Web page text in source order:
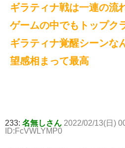
ギラティナ戦は一連の流
ゲームの中でもトップク
ギラティナ覚醒シーンな
望感相まって最高
233: 名無しさん 2022/02/13(日)
ID:FcVWLYMP0